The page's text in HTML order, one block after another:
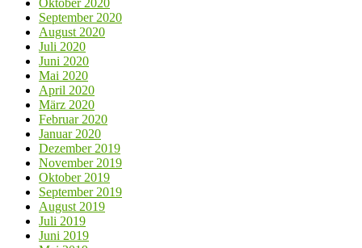
September 2020
August 2020
Juli 2020
Juni 2020
Mai 2020
April 2020
März 2020
Februar 2020
Januar 2020
Dezember 2019
November 2019
Oktober 2019
September 2019
August 2019
Juli 2019
Juni 2019